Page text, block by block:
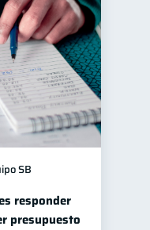
SB
responder
presupuesto